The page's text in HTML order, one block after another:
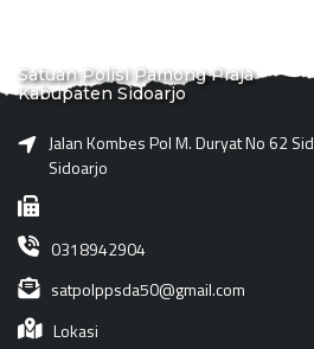
Satuan Polisi Pamong Praja
Kabupaten Sidoarjo
Jalan Kombes Pol M. Duryat No 62
Sidoarjo
0318942904
satpolppsda50@gmail.com
Lokasi